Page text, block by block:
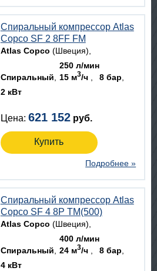
Спиральный компрессор Atlas
Copco SF 2 8FF FM
Atlas Copco (Швеция)
Спиральный
250 л/мин
15 м3/ч
8 бар
2 кВт
Цена: 621 152 руб.
Купить
Подробнее »
Спиральный компрессор Atlas
Copco SF 4 8P TM(500)
Atlas Copco (Швеция)
Спиральный
400 л/мин
24 м3/ч
8 бар
4 кВт